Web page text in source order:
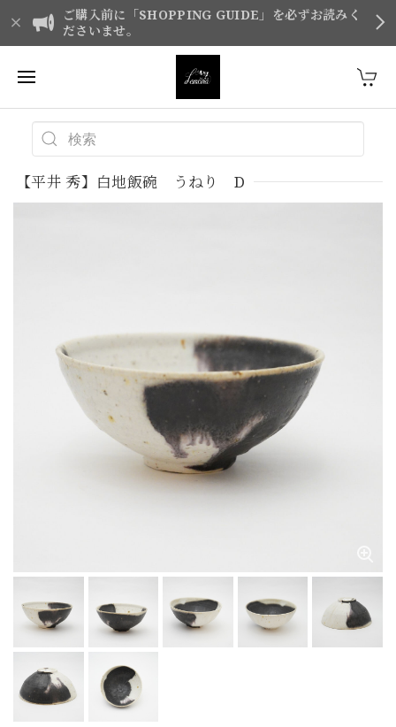
ご購入前に「SHOPPING GUIDE」を必ずお読みく
ださいませ。
【平井 秀】白地飯碗 うねり D